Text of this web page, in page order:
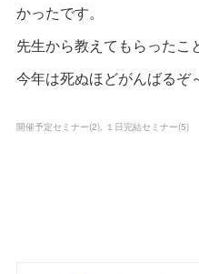
かったです。
先生から教えてもらった
今年は死ぬほどがんばるぞ
開催予定セミナー(2) １日完結セミナー(5)